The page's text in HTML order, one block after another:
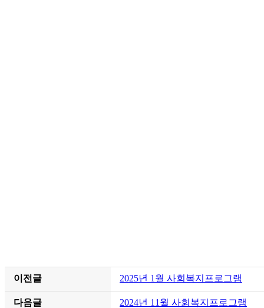
이전글 2025년 1월 사회복지프로그램
다음글 2024년 11월 사회복지프로그램